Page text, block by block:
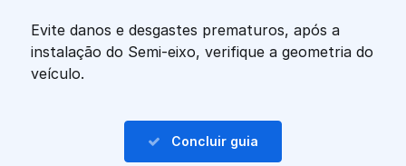
Evite danos e desgastes prematuros, após a
instalação do Semi-eixo, verifique a geometria do
veículo.
Concluir guia